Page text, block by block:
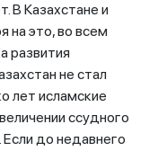
В Казахстане и
на это, во всем
развития
не стал
лет исламские
ссудного
до недавнего